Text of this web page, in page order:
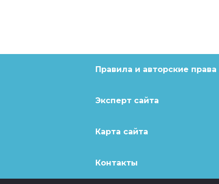
Правила и авторские права
Эксперт сайта
Карта сайта
Контакты